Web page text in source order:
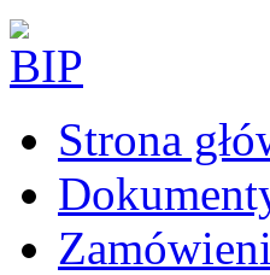
Strona